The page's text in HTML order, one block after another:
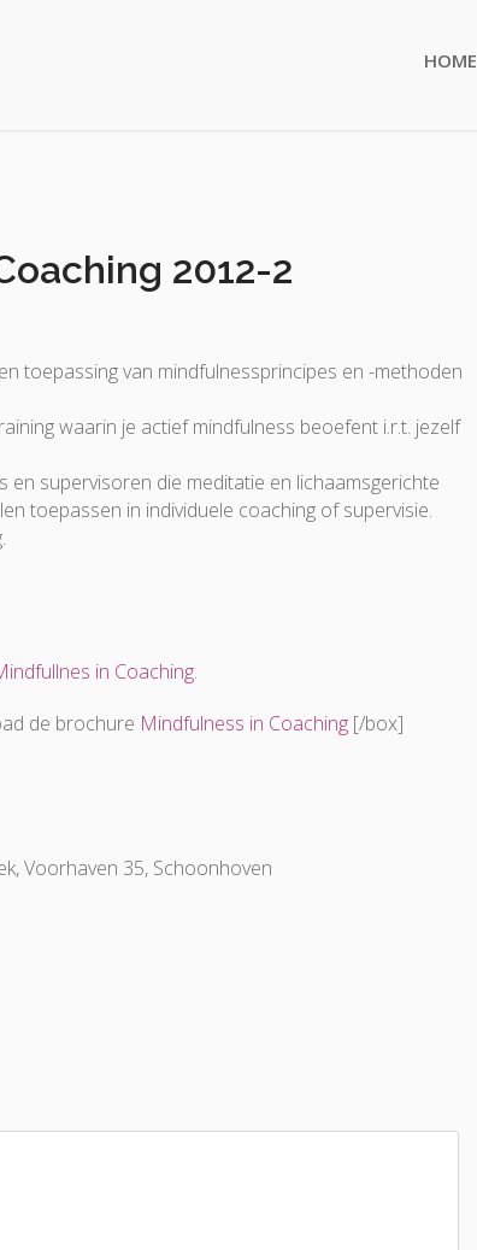
HOME
2012-2
toepassing van mindfulnessprincipes en -methoden
waarin je actief mindfulness beoefent i.r.t. jezelf
en supervisoren die meditatie en lichaamsgerichte
toepassen in individuele coaching of supervisie.
in Coaching.
de brochure Mindfulness in Coaching [/box]
Voorhaven 35, Schoonhoven